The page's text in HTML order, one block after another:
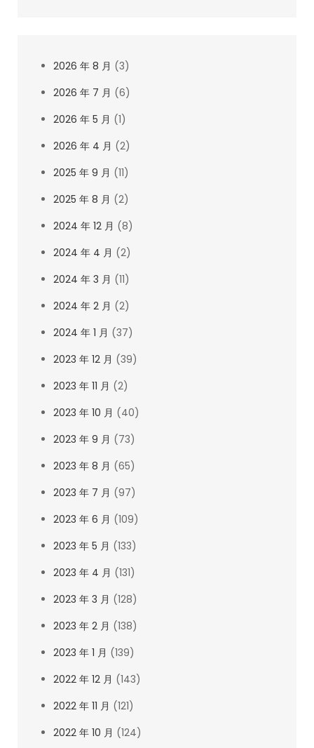
2026 年 8 月 (3)
2026 年 7 月 (6)
2026 年 5 月 (1)
2026 年 4 月 (2)
2025 年 9 月 (11)
2025 年 8 月 (2)
2024 年 12 月 (8)
2024 年 4 月 (2)
2024 年 3 月 (11)
2024 年 2 月 (2)
2024 年 1 月 (37)
2023 年 12 月 (39)
2023 年 11 月 (2)
2023 年 10 月 (40)
2023 年 9 月 (73)
2023 年 8 月 (65)
2023 年 7 月 (97)
2023 年 6 月 (109)
2023 年 5 月 (133)
2023 年 4 月 (131)
2023 年 3 月 (128)
2023 年 2 月 (138)
2023 年 1 月 (139)
2022 年 12 月 (143)
2022 年 11 月 (121)
2022 年 10 月 (124)